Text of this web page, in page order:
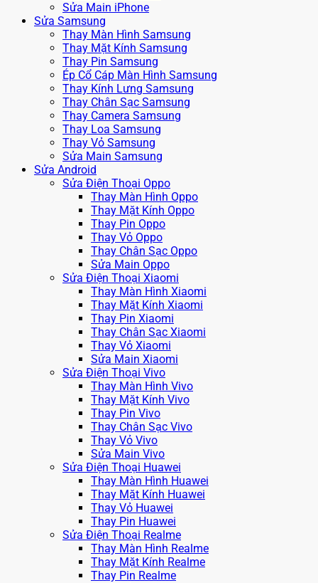
Sửa Main iPhone
Sửa Samsung
Thay Màn Hình Samsung
Thay Mặt Kính Samsung
Thay Pin Samsung
Ép Cổ Cáp Màn Hình Samsung
Thay Kính Lưng Samsung
Thay Chân Sạc Samsung
Thay Camera Samsung
Thay Loa Samsung
Thay Vỏ Samsung
Sửa Main Samsung
Sửa Android
Sửa Điện Thoại Oppo
Thay Màn Hình Oppo
Thay Mặt Kính Oppo
Thay Pin Oppo
Thay Vỏ Oppo
Thay Chân Sạc Oppo
Sửa Main Oppo
Sửa Điện Thoại Xiaomi
Thay Màn Hình Xiaomi
Thay Mặt Kính Xiaomi
Thay Pin Xiaomi
Thay Chân Sạc Xiaomi
Thay Vỏ Xiaomi
Sửa Main Xiaomi
Sửa Điện Thoại Vivo
Thay Màn Hình Vivo
Thay Mặt Kính Vivo
Thay Pin Vivo
Thay Chân Sạc Vivo
Thay Vỏ Vivo
Sửa Main Vivo
Sửa Điện Thoại Huawei
Thay Màn Hình Huawei
Thay Mặt Kính Huawei
Thay Vỏ Huawei
Thay Pin Huawei
Sửa Điện Thoại Realme
Thay Màn Hình Realme
Thay Mặt Kính Realme
Thay Pin Realme